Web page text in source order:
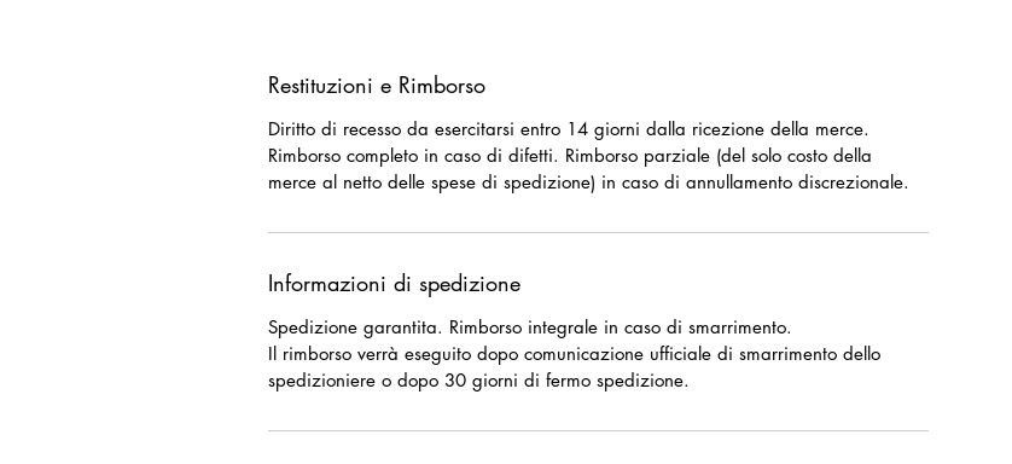
Restituzioni e Rimborso
Diritto di recesso da esercitarsi entro 14 giorni dalla ricezione della merce.
Rimborso completo in caso di difetti. Rimborso parziale (del solo costo della
merce al netto delle spese di spedizione) in caso di annullamento discrezionale.
Informazioni di spedizione
Spedizione garantita. Rimborso integrale in caso di smarrimento.
Il rimborso verrà eseguito dopo comunicazione ufficiale di smarrimento dello
spedizioniere o dopo 30 giorni di fermo spedizione.